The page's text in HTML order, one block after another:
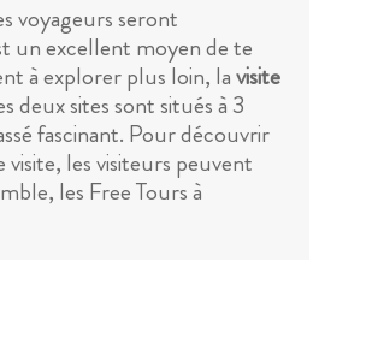
voyageurs seront
un excellent moyen de te
à explorer plus loin, lavisite
deux sites sont situés à 3
fascinant. Pour découvrir
les visiteurs peuvent
les Free Tours à